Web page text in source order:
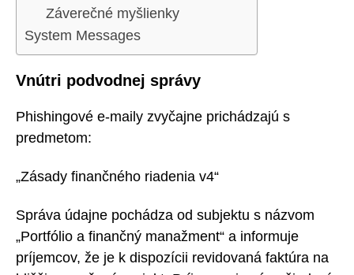
Záverečné myšlienky
System Messages
Vnútri podvodnej správy
Phishingové e-maily zvyčajne prichádzajú s
predmetom:
„Zásady finančného riadenia v4“
Správa údajne pochádza od subjektu s názvom
„Portfólio a finančný manažment“ a informuje
príjemcov, že je k dispozícii revidovaná faktúra na